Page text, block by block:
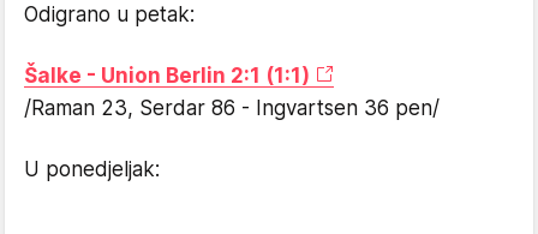
Odigrano u petak:
Šalke - Union Berlin 2:1 (1:1)
/Raman 23, Serdar 86 - Ingvartsen 36 pen/
U ponedjeljak: